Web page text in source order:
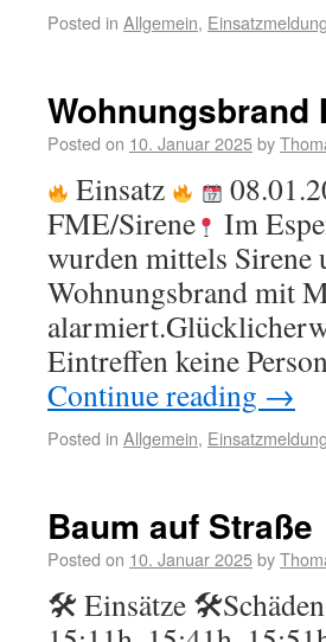
Posted in Allgemein, Einsatzmeldung
Wohnungsbrand
Posted on 10. Januar 2025by
Einsatz
FME/Sirene
Im
wurden mittels Sirene
Wohnungsbrand mit
Eintreffen keine
Continue reading →
Posted in Allgemein, Einsatzmeldung
Baum auf Straße
Posted on 10. Januar 2025by
🛠 Einsätze